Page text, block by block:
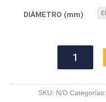
DIÁMETRO (mm)
HELIX
SKU: N/D Categorías: